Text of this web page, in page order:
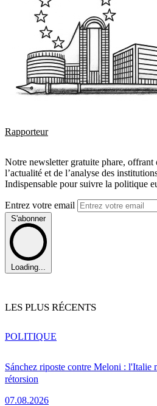
Rapporteur
Notre newsletter gratuite phare, offrant
l’actualité et de l’analyse des
Indispensable pour suivre la politique
Entrez votre email
S'abonner
Loading...
LES PLUS RÉCENTS
Sánchez riposte contre Meloni : l'Italie
rétorsion
07.08.2026
POLITIQUE